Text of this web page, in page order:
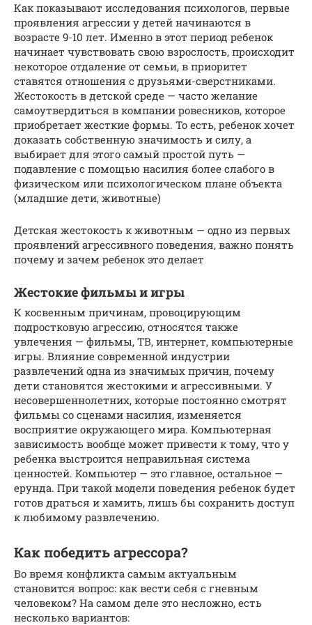
Как показывают исследования психологов, первые
проявления агрессии у детей начинаются в
возрасте 9-10 лет. Именно в этот период ребенок
начинает чувствовать свою взрослость, происходит
некоторое отдаление от семьи, в приоритет
ставятся отношения с друзьями-сверстниками.
Жестокость в детской среде — часто желание
самоутвердиться в компании ровесников, которое
приобретает жесткие формы. То есть, ребенок хочет
доказать собственную значимость и силу, а
выбирает для этого самый простой путь —
подавление с помощью насилия более слабого в
физическом или психологическом плане объекта
(младшие дети, животные)
Детская жестокость к животным — одно из первых
проявлений агрессивного поведения, важно понять
почему и зачем ребенок это делает
Жестокие фильмы и игры
К косвенным причинам, провоцирующим
подростковую агрессию, относятся также
увлечения — фильмы, ТВ, интернет, компьютерные
игры. Влияние современной индустрии
развлечений одна из значимых причин, почему
дети становятся жестокими и агрессивными. У
несовершеннолетних, которые постоянно смотрят
фильмы со сценами насилия, изменяется
восприятие окружающего мира. Компьютерная
зависимость вообще может привести к тому, что у
ребенка выстроится неправильная система
ценностей. Компьютер — это главное, остальное —
ерунда. При такой модели поведения ребенок будет
готов драться и хамить, лишь бы сохранить доступ
к любимому развлечению.
Как победить агрессора?
Во время конфликта самым актуальным
становится вопрос: как вести себя с гневным
человеком? На самом деле это несложно, есть
несколько вариантов: